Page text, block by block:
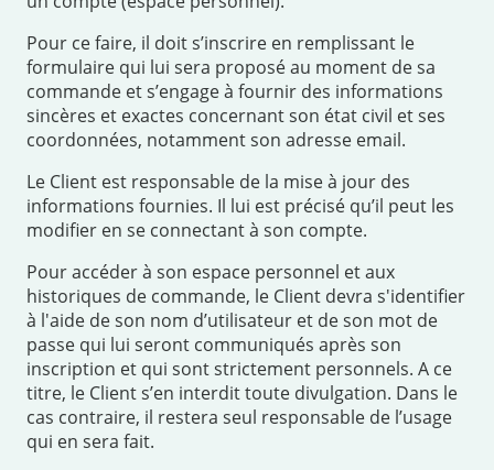
Pour ce faire, il doit s’inscrire en remplissant le
formulaire qui lui sera proposé au moment de sa
commande et s’engage à fournir des informations
sincères et exactes concernant son état civil et ses
coordonnées, notamment son adresse email.
Le Client est responsable de la mise à jour des
informations fournies. Il lui est précisé qu’il peut les
modifier en se connectant à son compte.
Pour accéder à son espace personnel et aux
historiques de commande, le Client devra s'identifier
à l'aide de son nom d’utilisateur et de son mot de
passe qui lui seront communiqués après son
inscription et qui sont strictement personnels. A ce
titre, le Client s’en interdit toute divulgation. Dans le
cas contraire, il restera seul responsable de l’usage
qui en sera fait.